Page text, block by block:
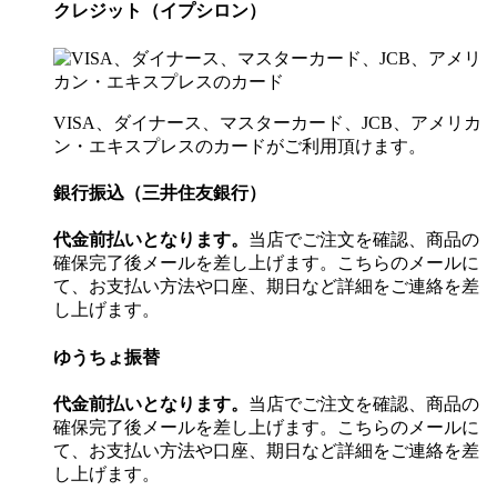
クレジット（イプシロン）
VISA、ダイナース、マスターカード、JCB、アメリカ
ン・エキスプレスのカードがご利用頂けます。
銀行振込（三井住友銀行）
代金前払いとなります。 当店でご注文を確認、商品の
確保完了後メールを差し上げます。こちらのメールに
て、お支払い方法や口座、期日など詳細をご連絡を差
し上げます。
ゆうちょ振替
代金前払いとなります。 当店でご注文を確認、商品の
確保完了後メールを差し上げます。こちらのメールに
て、お支払い方法や口座、期日など詳細をご連絡を差
し上げます。